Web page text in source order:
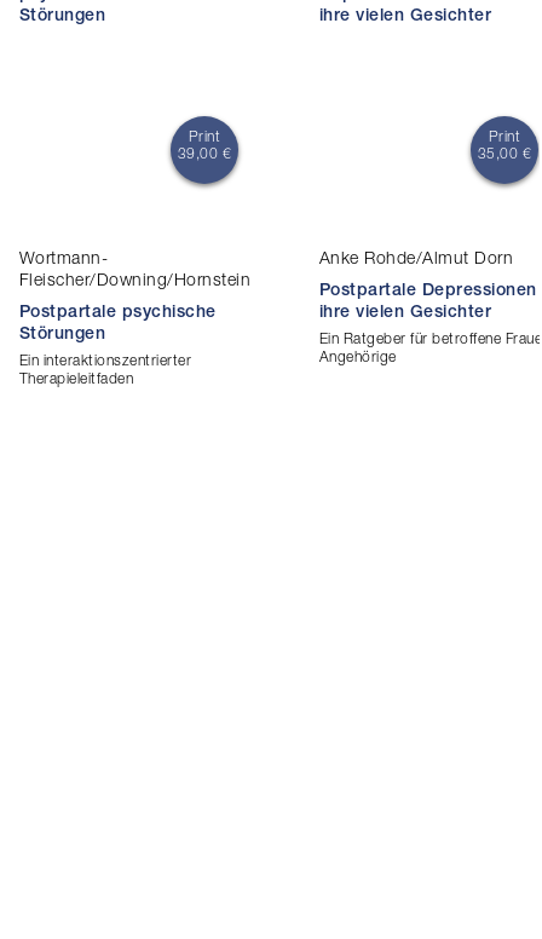
Print
39,00 €
Wortmann-
Fleischer/Downing/Hornstein
Postpartale psychische
Störungen
Ein interaktionszentrierter
Therapieleitfaden
Print
35,00 €
Anke Rohde/Almut Dorn
Postpartale Depressionen
ihre vielen Gesichter
Ein Ratgeber für betroffene
Angehörige